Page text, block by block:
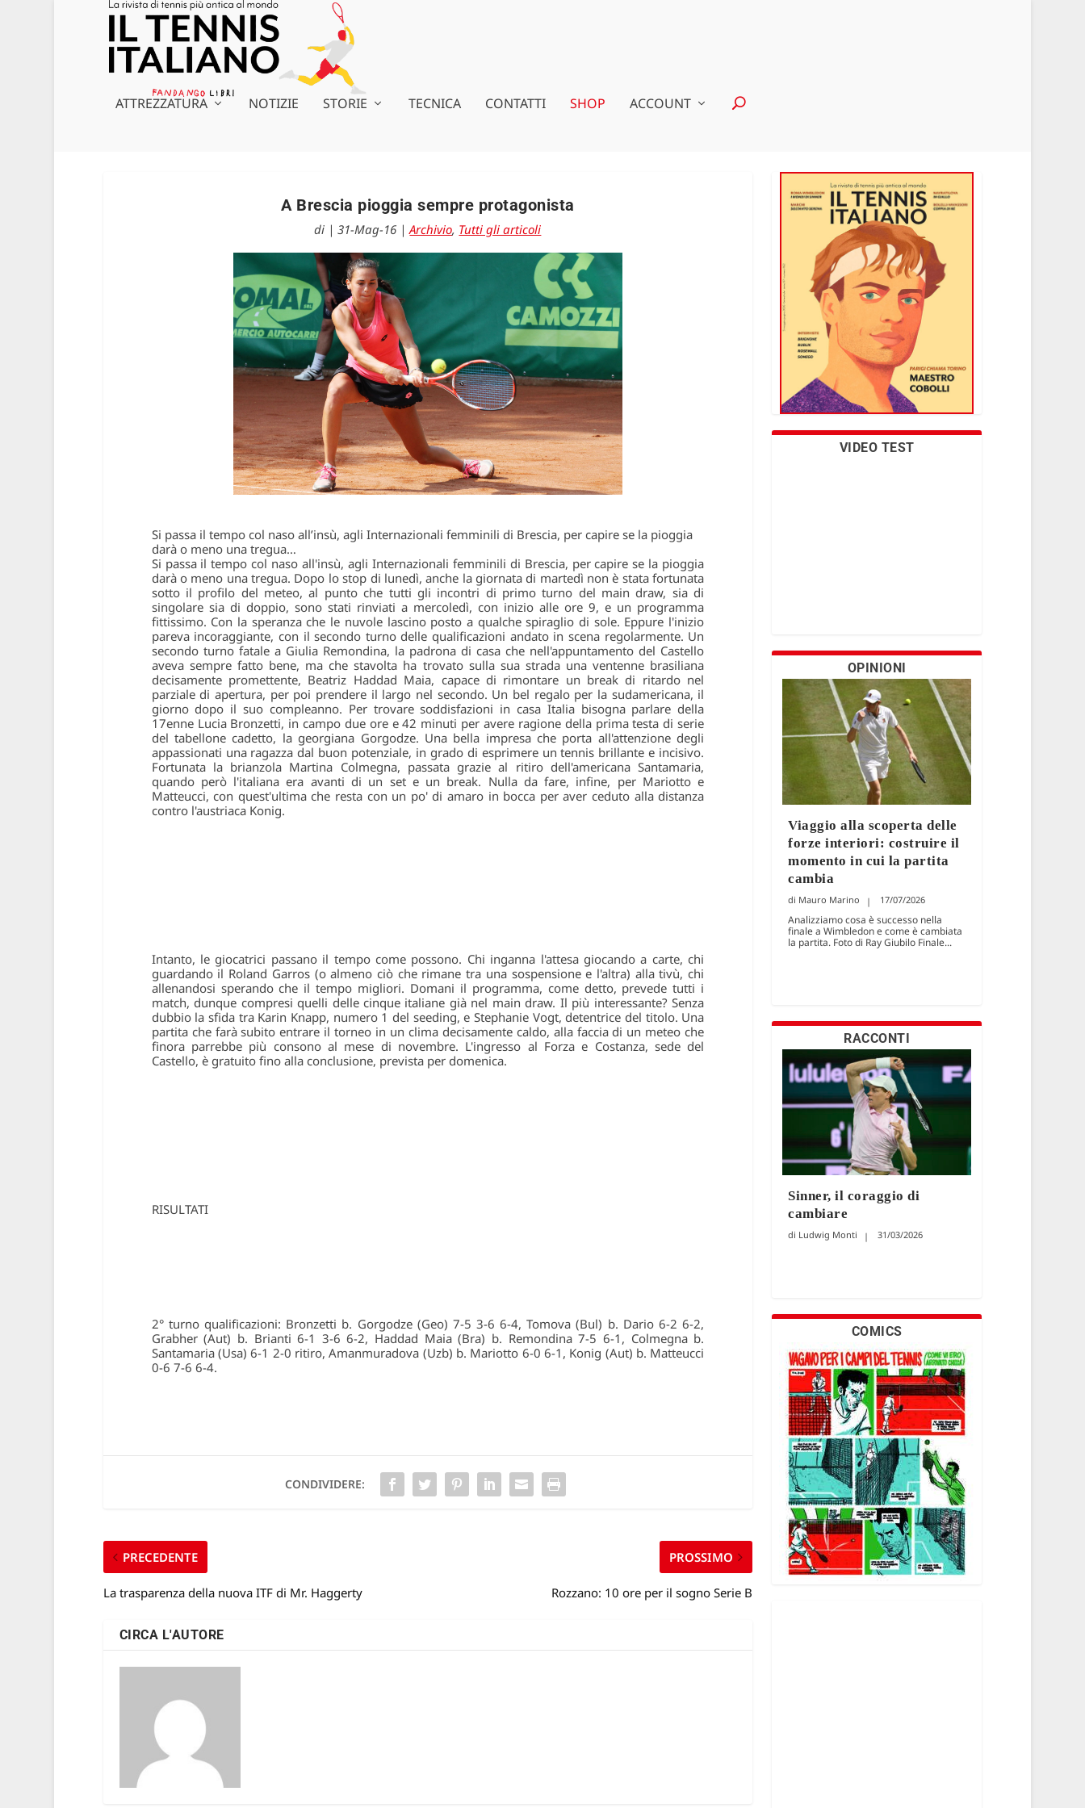
ATTREZZATURA NOTIZIE STORIE TECNICA CONTATTI SHOP ACCOUNT
A Brescia pioggia sempre protagonista
di |31-Mag-16 |Archivio, Tutti gli articoli
Si passa il tempo col naso all’insù, agli Internazionali femminili di Brescia, per capire se la pioggia
darà o meno una tregua…
Si passa il tempo col naso all'insù, agli Internazionali femminili di Brescia, per capire se la pioggia
darà o meno una tregua. Dopo lo stop di lunedì, anche la giornata di martedì non è stata fortunata
sotto il profilo del meteo, al punto che tutti gli incontri di primo turno del main draw, sia di
singolare sia di doppio, sono stati rinviati a mercoledì, con inizio alle ore 9, e un programma
fittissimo. Con la speranza che le nuvole lascino posto a qualche spiraglio di sole. Eppure l'inizio
pareva incoraggiante, con il secondo turno delle qualificazioni andato in scena regolarmente. Un
secondo turno fatale a Giulia Remondina, la padrona di casa che nell'appuntamento del Castello
aveva sempre fatto bene, ma che stavolta ha trovato sulla sua strada una ventenne brasiliana
decisamente promettente, Beatriz Haddad Maia, capace di rimontare un break di ritardo nel
parziale di apertura, per poi prendere il largo nel secondo. Un bel regalo per la sudamericana, il
giorno dopo il suo compleanno. Per trovare soddisfazioni in casa Italia bisogna parlare della
17enne Lucia Bronzetti, in campo due ore e 42 minuti per avere ragione della prima testa di serie
del tabellone cadetto, la georgiana Gorgodze. Una bella impresa che porta all'attenzione degli
appassionati una ragazza dal buon potenziale, in grado di esprimere un tennis brillante e incisivo.
Fortunata la brianzola Martina Colmegna, passata grazie al ritiro dell'americana Santamaria,
quando però l'italiana era avanti di un set e un break. Nulla da fare, infine, per Mariotto e
Matteucci, con quest'ultima che resta con un po' di amaro in bocca per aver ceduto alla distanza
contro l'austriaca Konig.
Intanto, le giocatrici passano il tempo come possono. Chi inganna l'attesa giocando a carte, chi
guardando il Roland Garros (o almeno ciò che rimane tra una sospensione e l'altra) alla tivù, chi
allenandosi sperando che il tempo migliori. Domani il programma, come detto, prevede tutti i
match, dunque compresi quelli delle cinque italiane già nel main draw. Il più interessante? Senza
dubbio la sfida tra Karin Knapp, numero 1 del seeding, e Stephanie Vogt, detentrice del titolo. Una
partita che farà subito entrare il torneo in un clima decisamente caldo, alla faccia di un meteo che
finora parrebbe più consono al mese di novembre. L'ingresso al Forza e Costanza, sede del
Castello, è gratuito fino alla conclusione, prevista per domenica.
RISULTATI
2° turno qualificazioni: Bronzetti b. Gorgodze (Geo) 7-5 3-6 6-4, Tomova (Bul) b. Dario 6-2 6-2,
Grabher (Aut) b. Brianti 6-1 3-6 6-2, Haddad Maia (Bra) b. Remondina 7-5 6-1, Colmegna b.
Santamaria (Usa) 6-1 2-0 ritiro, Amanmuradova (Uzb) b. Mariotto 6-0 6-1, Konig (Aut) b. Matteucci
0-6 7-6 6-4.
CONDIVIDERE:
PRECEDENTE
La trasparenza della nuova ITF di Mr. Haggerty
PROSSIMO
Rozzano: 10 ore per il sogno Serie B
CIRCA L'AUTORE
VIDEO TEST
OPINIONI
Viaggio alla scoperta delle
forze interiori: costruire il
momento in cui la partita
cambia
Mauro Marino 17/07/2026
Analizziamo cosa è successo nella
finale a Wimbledon e come è cambiata
la partita. Foto di Ray Giubilo Finale...
RACCONTI
Sinner, il coraggio di
cambiare
Ludwig Monti 31/03/2026
COMICS